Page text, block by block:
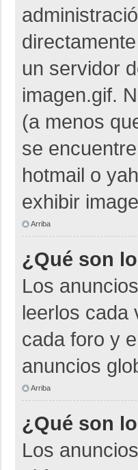
un servidor
imagen.gif.
(a menos
se
hotmail o
exhibir
Arriba
¿Qué son
Los
leerlos cada
cada foro y
anuncios
Arriba
¿Qué son
Los